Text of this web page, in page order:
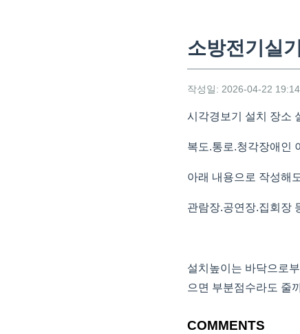
소방전기실
작성일: 2026-04-22
시각경보기 설치 장소
복도.통로.청각장애인
아래 내용으로 작성해
관람장.공연장.집회장
설치높이는 바닥으로
으면 부분점수라도 줄
COMMENTS